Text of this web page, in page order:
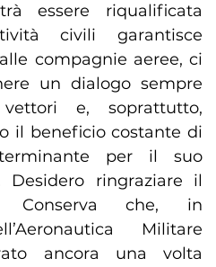
essere riqualificata
civili garantisce
compagnie aeree, ci
un dialogo sempre
e, soprattutto,
il beneficio costante di
per il suo
Desidero ringraziare il
Conserva che, in
Militare
ancora una volta